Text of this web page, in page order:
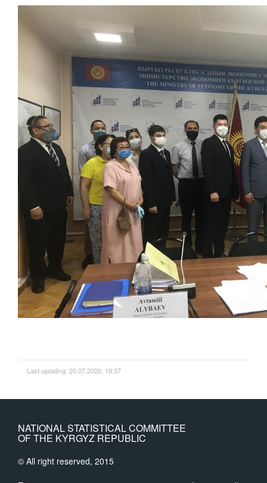
Last updating: 20.07.2020, 19:37
NATIONAL STATISTICAL COMMITTEE
OF THE KYRGYZ REPUBLIC
© All right reserved, 2015